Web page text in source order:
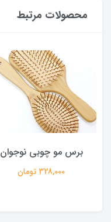
محصولات مرتبط
برس مو چوبی نوجوان
328,000 تومان